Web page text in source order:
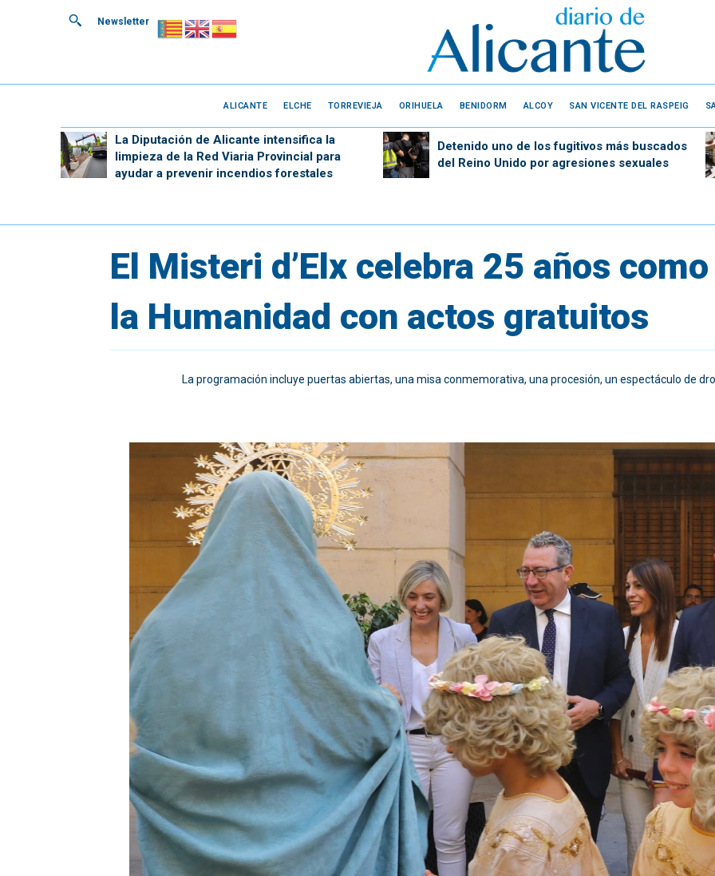
Newsletter
ALICANTE ELCHE TORREVIEJA ORIHUELA BENIDORM ALCOY SAN VICENTE DEL RASPEIG
La Diputación de Alicante intensifica la
limpieza de la Red Viaria Provincial para
ayudar a prevenir incendios forestales
Detenido uno de los fugitivos más buscados
del Reino Unido por agresiones sexuales
El Misteri d’Elx celebra 25 años
la Humanidad con actos gratuitos
La programación incluye puertas abiertas, una misa conmemorativa, una procesión, un espectáculo de